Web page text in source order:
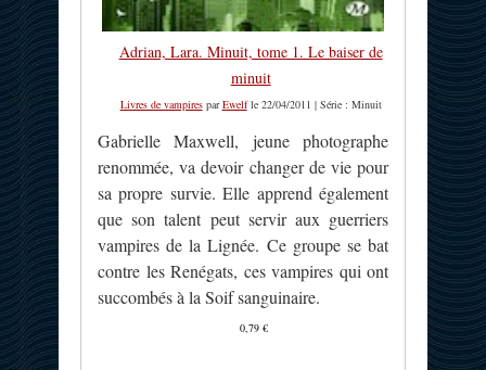
Adrian, Lara. Minuit, tome 1. Le baiser de
minuit
Livres de vampiresparEwelfle 22/04/2011 | Série : Minuit
Gabrielle Maxwell, jeune photographe
renommée, va devoir changer de vie pour
sa propre survie. Elle apprend également
que son talent peut servir aux guerriers
vampires de la Lignée. Ce groupe se bat
contre les Renégats, ces vampires qui ont
succombés à la Soif sanguinaire.
0,79 €